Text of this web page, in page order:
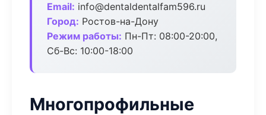
Email: info@dentaldentalfam596.ru
Город: Ростов-на-Дону
Режим работы: Пн-Пт: 08:00-20:00,
Сб-Вс: 10:00-18:00
Многопрофильные